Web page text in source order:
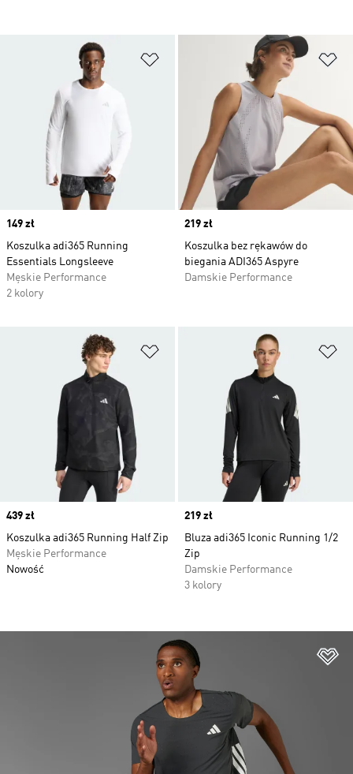
Dodaj do listy życzeń
Price
149 zł
Koszulka adi365 Running
Essentials Longsleeve
Męskie Performance
2 kolory
Price
219 zł
Koszulka bez rękawów do
biegania ADI365 Aspyre
Damskie Performance
Dodaj do listy życzeń
Price
439 zł
Koszulka adi365 Running Half Zip
Męskie Performance
Nowość
Price
219 zł
Bluza adi365 Iconic Running 1/2
Zip
Damskie Performance
3 kolory